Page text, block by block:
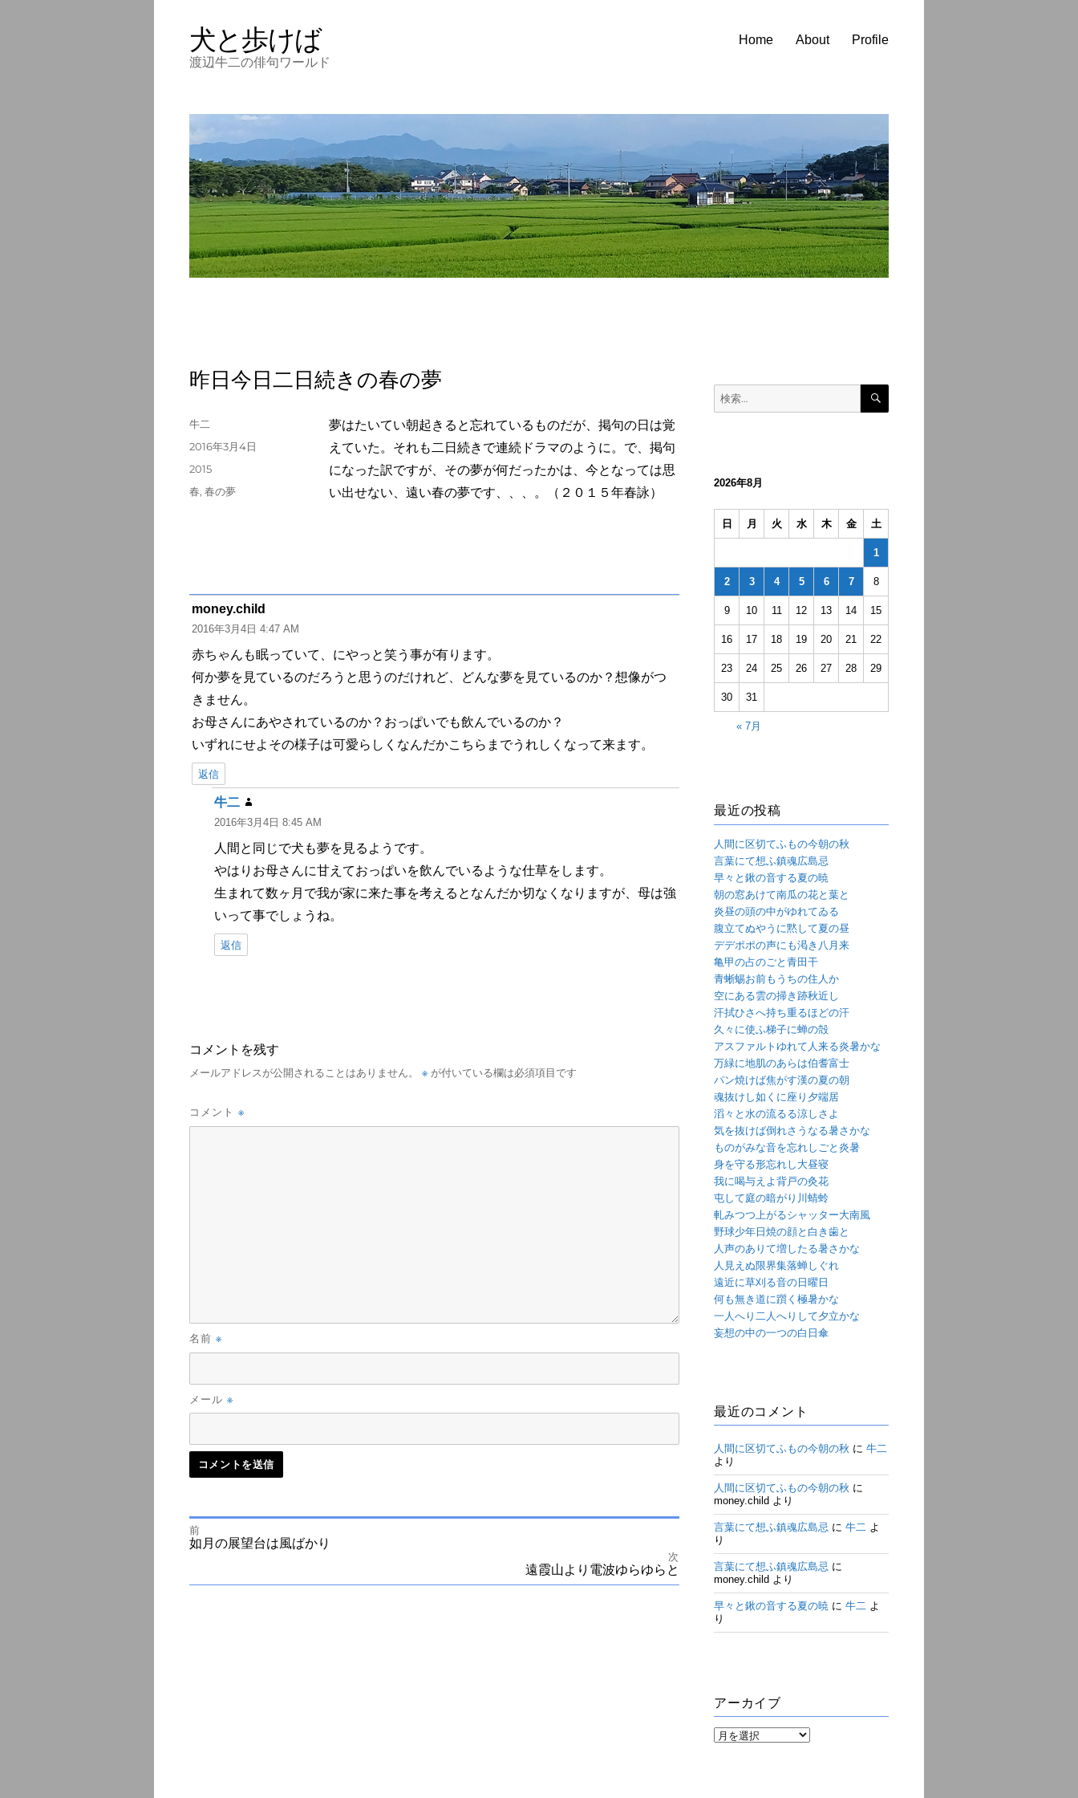
犬と歩けば
渡辺牛二の俳句ワールド
Home About Profile
昨日今日二日続きの春の夢
夢はたいてい朝起きると忘れているものだが、掲句の日は覚
えていた。それも二日続きで連続ドラマのように。で、掲句
になった訳ですが、その夢が何だったかは、今となっては思
い出せない、遠い春の夢です、、、。（２０１５年春詠）
投
牛二
投
2016年3月4日
カ
テ
2015
タ
春, 春の夢
money.child
り:
2016年3月4日 4:47 AM
赤ちゃんも眠っていて、にやっと笑う事が有ります。
何か夢を見ているのだろうと思うのだけれど、どんな夢を見ているのか？想像がつ
きません。
お母さんにあやされているのか？おっぱいでも飲んでいるのか？
いずれにせよその様子は可愛らしくなんだかこちらまでうれしくなって来ます。
返信
牛二
り:
2016年3月4日 8:45 AM
人間と同じで犬も夢を見るようです。
やはりお母さんに甘えておっぱいを飲んでいるような仕草をします。
生まれて数ヶ月で我が家に来た事を考えるとなんだか切なくなりますが、母は強
いって事でしょうね。
返信
コメントを残す
メールアドレスが公開されることはありません。 ※が付いている欄は必須項目です
コメント ※
名前 ※
メール ※
投
前
前
の
如月の展望台は風ばかり
次
遠霞山より電波ゆらゆらと
検
検
2026年8月
日 月 火 水 木 金 土
1
2 3 4 5 6 7 8
9 10 11 12 13 14 15
16 17 18 19 20 21 22
23 24 25 26 27 28 29
30 31
« 7月
最近の投稿
人間に区切てふもの今朝の秋
言葉にて想ふ鎮魂広島忌
早々と鍬の音する夏の暁
朝の窓あけて南瓜の花と葉と
炎昼の頭の中がゆれてゐる
腹立てぬやうに黙して夏の昼
デデポポの声にも渇き八月来
亀甲の占のごと青田干
青蜥蜴お前もうちの住人か
空にある雲の掃き跡秋近し
汗拭ひさへ持ち重るほどの汗
久々に使ふ梯子に蝉の殻
アスファルトゆれて人来る炎暑かな
万緑に地肌のあらは伯耆富士
パン焼けば焦がす漢の夏の朝
魂抜けし如くに座り夕端居
滔々と水の流るる涼しさよ
気を抜けば倒れさうなる暑さかな
ものがみな音を忘れしごと炎暑
身を守る形忘れし大昼寝
我に喝与えよ背戸の灸花
屯して庭の暗がり川蜻蛉
軋みつつ上がるシャッター大南風
野球少年日焼の顔と白き歯と
人声のありて増したる暑さかな
人見えぬ限界集落蝉しぐれ
遠近に草刈る音の日曜日
何も無き道に躓く極暑かな
一人へり二人へりして夕立かな
妄想の中の一つの白日傘
最近のコメント
人間に区切てふもの今朝の秋 に牛二
より
人間に区切てふもの今朝の秋 に
money.child より
言葉にて想ふ鎮魂広島忌 に牛二 よ
り
言葉にて想ふ鎮魂広島忌 に
money.child より
早々と鍬の音する夏の暁 に牛二 よ
り
アーカイブ
ア